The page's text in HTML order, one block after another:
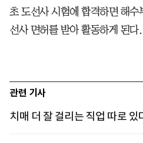
초 도선사 시험에 합격하면 해
선사 면허를 받아 활동하게 된다.
관련 기사
치매 더 잘 걸리는 직업 따로